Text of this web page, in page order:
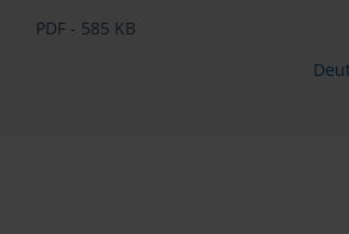
PDF - 585 KB